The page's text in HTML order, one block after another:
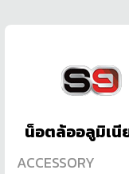
น็อตล้ออลูมิเนี
ACCESSORY